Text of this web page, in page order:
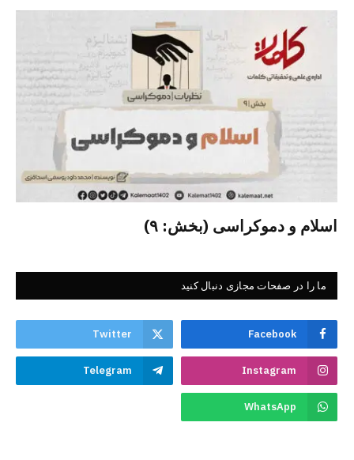
اسلام و دموکراسی (بخش: ۹)
ما را در صفحات مجازی دنبال کنید
Facebook
Twitter
Instagram
Telegram
WhatsApp